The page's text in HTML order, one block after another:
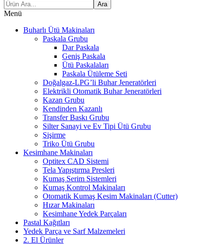
Ara
Menü
Buharlı Ütü Makinaları
Paskala Grubu
Dar Paskala
Geniş Paskala
Ütü Paskalaları
Paskala Ütüleme Seti
Doğalgaz-LPG’li Buhar Jeneratörleri
Elektrikli Otomatik Buhar Jeneratörleri
Kazan Grubu
Kendinden Kazanlı
Transfer Baskı Grubu
Silter Sanayi ve Ev Tipi Ütü Grubu
Şişirme
Triko Ütü Grubu
Kesimhane Makinaları
Optitex CAD Sistemi
Tela Yapıştırma Presleri
Kumaş Serim Sistemleri
Kumaş Kontrol Makinaları
Otomatik Kumaş Kesim Makinaları (Cutter)
Hızar Makinaları
Kesimhane Yedek Parçaları
Pastal Kağıtları
Yedek Parça ve Sarf Malzemeleri
2. El Ürünler